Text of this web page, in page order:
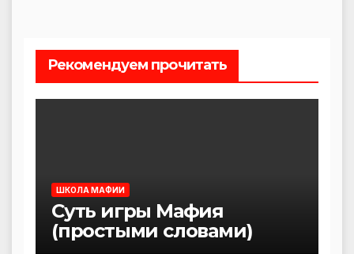
Рекомендуем прочитать
ШКОЛА МАФИИ
Суть игры Мафия
(простыми словами)